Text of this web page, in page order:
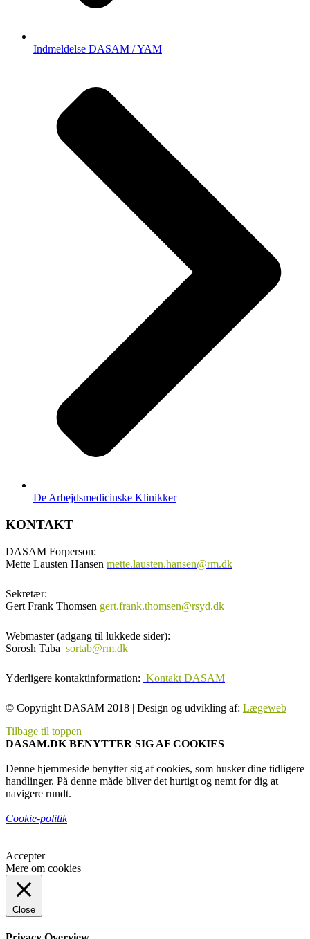
Indmeldelse DASAM / YAM
De Arbejdsmedicinske Klinikker
KONTAKT
DASAM Forperson:
Mette Lausten Hansen mette.lausten.hansen@rm.dk
Sekretær:
Gert Frank Thomsen gert.frank.thomsen@rsyd.dk
Webmaster (adgang til lukkede sider):
Sorosh Taba sortab@rm.dk
Yderligere kontaktinformation: Kontakt DASAM
© Copyright DASAM 2018 | Design og udvikling af: Lægeweb
Tilbage til toppen
DASAM.DK BENYTTER SIG AF COOKIES
Denne hjemmeside benytter sig af cookies, som husker dine tidligere
handlinger. På denne måde bliver det hurtigt og nemt for dig at
navigere rundt.
Cookie-politik
Accepter
Mere om cookies
Close